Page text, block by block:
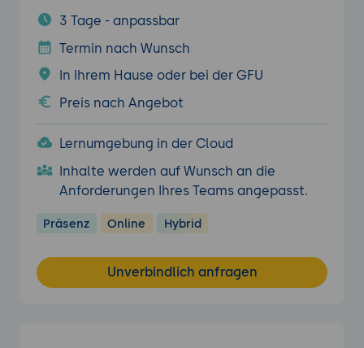
3 Tage - anpassbar
Termin nach Wunsch
In Ihrem Hause oder bei der GFU
Preis nach Angebot
Lernumgebung in der Cloud
Inhalte werden auf Wunsch an die
Anforderungen Ihres Teams angepasst.
Präsenz Online Hybrid
Unverbindlich anfragen